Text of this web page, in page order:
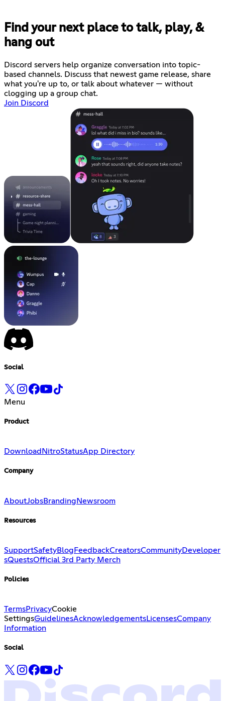
Find your next place to talk, play, &
hang out
Discord servers help organize conversation into topic-
based channels. Discuss that newest game release, share
what you're up to, or talk about whatever — without
clogging up a group chat.
Join Discord
Social
Menu
Product
Download NitroStatusApp Directory
Company
AboutJobsBranding Newsroom
Resources
SupportSafetyBlog FeedbackCreatorsCommunityDeveloper
sQuestsOfficial 3rd Party Merch
Policies
TermsPrivacyCookie
SettingsGuidelinesAcknowledgementsLicensesCompany
Information
Social